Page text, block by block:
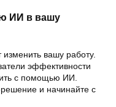
ИИ в вашу
вашу работу.
эффективности
с помощью ИИ.
и начинайте с